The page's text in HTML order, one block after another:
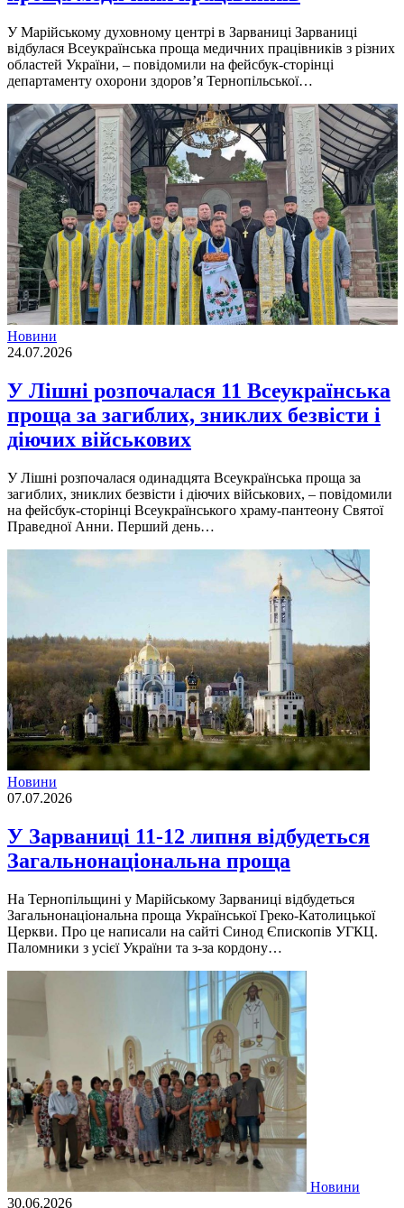
У Марійському духовному центрі в Зарваниці Зарваниці
відбулася Всеукраїнська проща медичних працівників з різних
областей України, – повідомили на фейсбук-сторінці
департаменту охорони здоров’я Тернопільської…
Новини
24.07.2026
У Лішні розпочалася 11 Всеукраїнська
проща за загиблих, зниклих безвісти і
діючих військових
У Лішні розпочалася одинадцята Всеукраїнська проща за
загиблих, зниклих безвісти і діючих військових, – повідомили
на фейсбук-сторінці Всеукраїнського храму-пантеону Святої
Праведної Анни. Перший день…
Новини
07.07.2026
У Зарваниці 11-12 липня відбудеться
Загальнонаціональна проща
На Тернопільщині у Марійському Зарваниці відбудеться
Загальнонаціональна проща Української Греко-Католицької
Церкви. Про це написали на сайті Синод Єпископів УГКЦ.
Паломники з усієї України та з-за кордону…
Новини
30.06.2026